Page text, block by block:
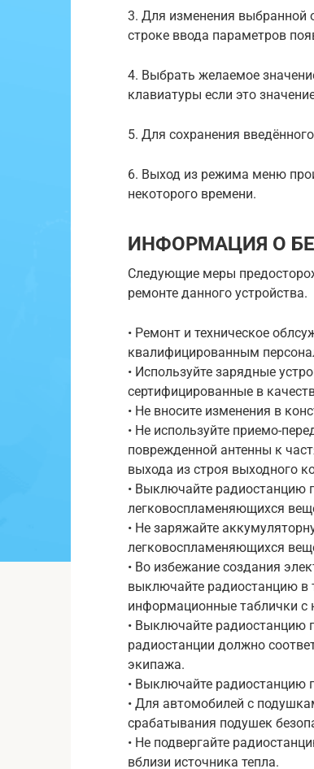
3. Для изменения выбранной
строке ввода параметров
4. Выбрать желаемое
клавиатуры если это
5. Для сохранения
6. Выход из режима меню
некоторого времени.
ИНФОРМАЦИЯ О
Следующие меры
ремонте данного устройства.
• Ремонт и техническое
квалифицированным
• Используйте зарядные
сертифицированные в
• Не вносите изменения в
• Не используйте приемо-
поврежденной антенны к
выхода из строя выходного
• Выключайте радиостанцию
легковоспламеняющихся
• Не заряжайте
легковоспламеняющихся
• Во избежание создания
выключайте радиостанцию в
информационные таблички с
• Выключайте радиостанцию
радиостанции должно
экипажа.
• Выключайте радиостанцию
• Для автомобилей с
срабатывания подушек
• Не подвергайте
вблизи источника тепла.